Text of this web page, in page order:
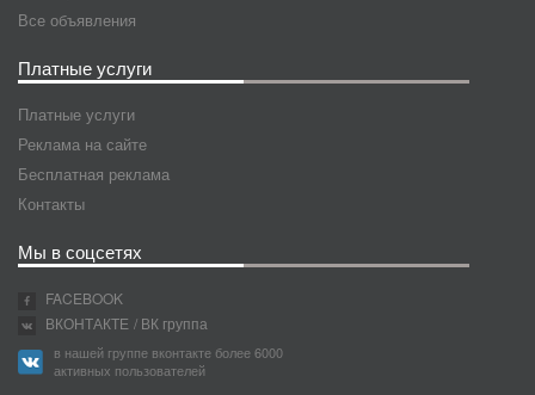
Все объявления
Платные услуги
Платные услуги
Реклама на сайте
Бесплатная реклама
Контакты
Мы в соцсетях
FACEBOOK
ВКОНТАКТЕ / ВК группа
в нашей группе вконтакте более 6000
активных пользователей